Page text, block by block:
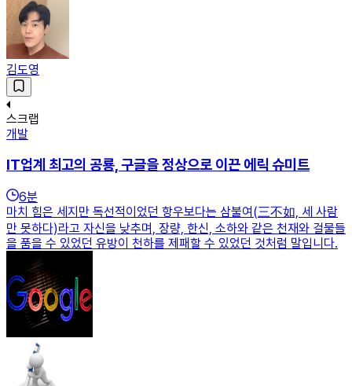
김도영
스크랩
개발
IT업계 최고의 공룡, 구글을 정상으로 이끈 에릭 슈미트
6분
마치 힘은 세지만 독선적이었던 항우보다는 삼불여(三不如, 세 사람
만 못하다)라고 자신을 낮추며, 장량, 한신, 소하와 같은 천재와 걸물들
을 품을 수 있었던 유방이 천하를 제패할 수 있었던 것처럼 말입니다.